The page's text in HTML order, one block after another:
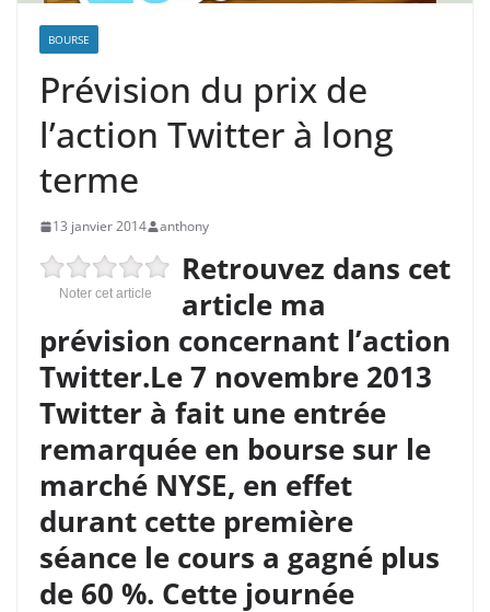
BOURSE
Prévision du prix de
l’action Twitter à long
terme
13 janvier 2014 anthony
Noter cet article
Retrouvez dans cet
article ma
prévision concernant l’action
Twitter.Le 7 novembre 2013
Twitter à fait une entrée
remarquée en bourse sur le
marché NYSE, en effet
durant cette première
séance le cours a gagné plus
de 60 %. Cette journée